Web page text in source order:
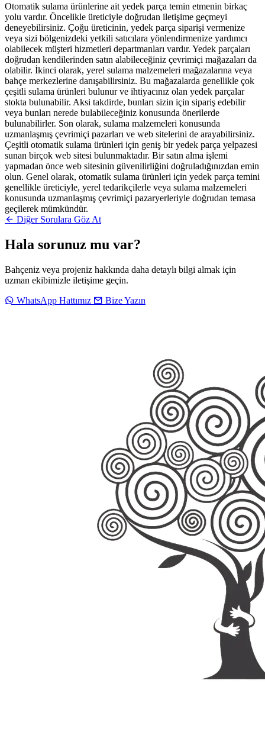
Otomatik sulama ürünlerine ait yedek parça temin etmenin birkaç
yolu vardır. Öncelikle üreticiyle doğrudan iletişime geçmeyi
deneyebilirsiniz. Çoğu üreticinin, yedek parça siparişi vermenize
veya sizi bölgenizdeki yetkili satıcılara yönlendirmenize yardımcı
olabilecek müşteri hizmetleri departmanları vardır. Yedek parçaları
doğrudan kendilerinden satın alabileceğiniz çevrimiçi mağazaları da
olabilir. İkinci olarak, yerel sulama malzemeleri mağazalarına veya
bahçe merkezlerine danışabilirsiniz. Bu mağazalarda genellikle çok
çeşitli sulama ürünleri bulunur ve ihtiyacınız olan yedek parçalar
stokta bulunabilir. Aksi takdirde, bunları sizin için sipariş edebilir
veya bunları nerede bulabileceğiniz konusunda önerilerde
bulunabilirler. Son olarak, sulama malzemeleri konusunda
uzmanlaşmış çevrimiçi pazarları ve web sitelerini de arayabilirsiniz.
Çeşitli otomatik sulama ürünleri için geniş bir yedek parça yelpazesi
sunan birçok web sitesi bulunmaktadır. Bir satın alma işlemi
yapmadan önce web sitesinin güvenilirliğini doğruladığınızdan emin
olun. Genel olarak, otomatik sulama ürünleri için yedek parça temini
genellikle üreticiyle, yerel tedarikçilerle veya sulama malzemeleri
konusunda uzmanlaşmış çevrimiçi pazaryerleriyle doğrudan temasa
geçilerek mümkündür.
Diğer Sorulara Göz At
Hala sorunuz mu var?
Bahçeniz veya projeniz hakkında daha detaylı bilgi almak için
uzman ekibimizle iletişime geçin.
WhatsApp Hattımız
Bize Yazın